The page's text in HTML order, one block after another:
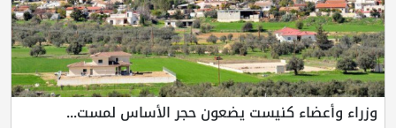
وزراء وأعضاء كنيست يضعون حجر الأساس لمست...